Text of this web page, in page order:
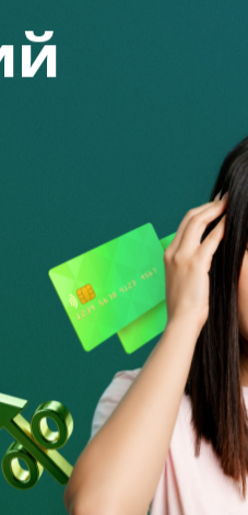
временем и используют
кредит на 1 млн тенге.
по ссылке, чтобы его
сайт, на котором вам
либо же через
может привести к утечке
«Вам перевели деньги,
и обмануть как можно
образом атакуя своих